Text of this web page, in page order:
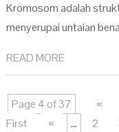
Kromosom adalah
menyerupai untaian
READ MORE
Page 4 of 37
«
First
« ... 2